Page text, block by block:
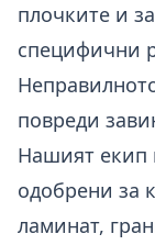
плочките и
специфични
повреди
Нашият екип
одобрени за
ламинат,